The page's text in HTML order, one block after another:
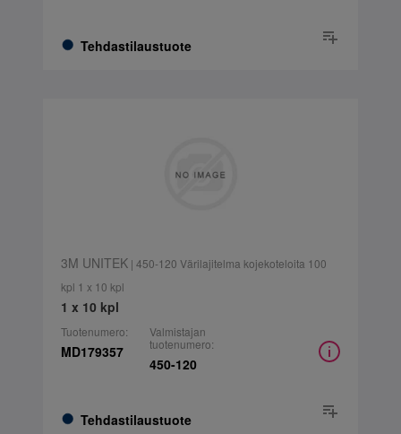
Tehdastilaustuote
3M UNITEK| 450-120 Värilajitelma kojekoteloita 100
kpl 1 x 10 kpl
1 x 10 kpl
Tuotenumero:
MD179357
Tehdastilaustuote
Valmistajan
tuotenumero:
450-120